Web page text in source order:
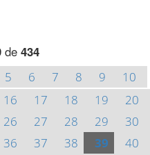
de 434
5 6 7 8 9
10
16 17 18 19
20
26 27 28 29
30
36 37 38 39
40